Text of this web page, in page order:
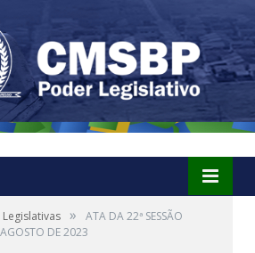
»
ATA DA 22ª SESSÃO
DE 2023